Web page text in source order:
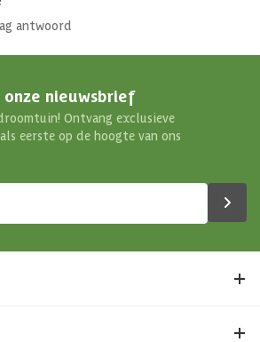
antwoord
nieuwsbrief
Ontvang exclusieve
eerste op de hoogte van ons